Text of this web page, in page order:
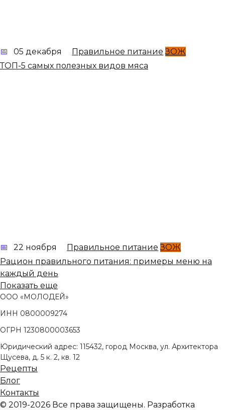
05 декабря Правильное питание ЗОЖ
ТОП-5 самых полезных видов мяса
22 ноября Правильное питание ЗОЖ
Рацион правильного питания: примеры меню на
каждый день
Показать еще
ООО «МОЛОДЕЙ»
ИНН 0800009274
ОГРН 1230800003653
Юридический адрес: 115432, город Москва, ул. Архитектора
Щусева, д. 5 к. 2, кв. 12
Рецепты
Блог
Контакты
© 2019-2026 Все права защищены. Разработка